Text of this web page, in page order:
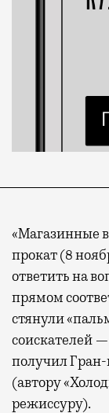
«Магазинные
прокат (8
ответить на
прямом
стянули
соискателей
получил
(автору
режиссуру).